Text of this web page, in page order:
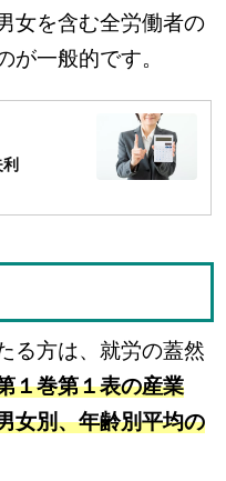
女を含む全労働者の
が一般的です。
る方は、就労の蓋然
１巻第１表の産業
女別、年齢別平均の